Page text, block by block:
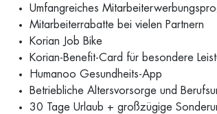
Umfangreiches
Mitarbeiterrabatte bei vielen Partnern
Korian Job Bike
Korian-Benefit-Card für besondere
Humanoo Gesundheits-App
Betriebliche Altersvorsorge und
30 Tage Urlaub + großzügige